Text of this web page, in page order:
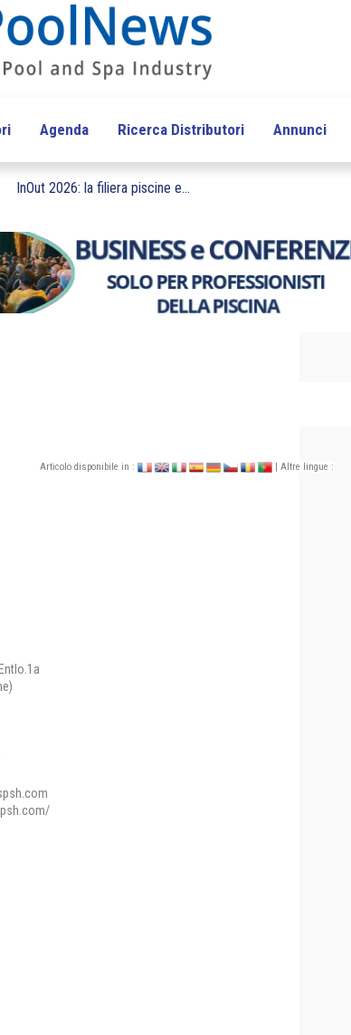
Agenda Ricerca Distributori Annunci
InOut 2026: la filiera piscine e...
Articolo disponibile in : | Altre lingue :